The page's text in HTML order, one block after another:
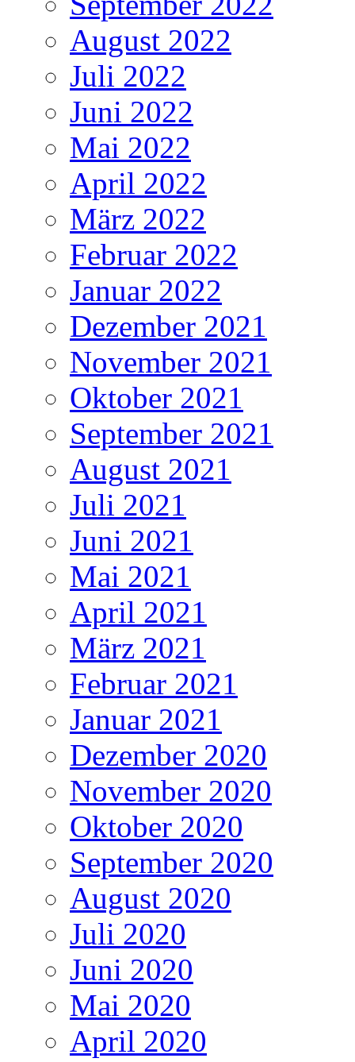
August 2022
Juli 2022
Juni 2022
Mai 2022
April 2022
März 2022
Februar 2022
Januar 2022
Dezember 2021
November 2021
Oktober 2021
September 2021
August 2021
Juli 2021
Juni 2021
Mai 2021
April 2021
März 2021
Februar 2021
Januar 2021
Dezember 2020
November 2020
Oktober 2020
September 2020
August 2020
Juli 2020
Juni 2020
Mai 2020
April 2020